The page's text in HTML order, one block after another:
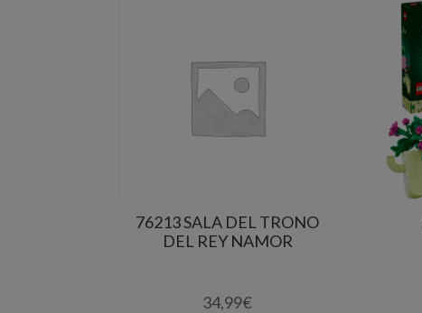
76213 SALA DEL TRONO
DEL REY NAMOR
34,99€